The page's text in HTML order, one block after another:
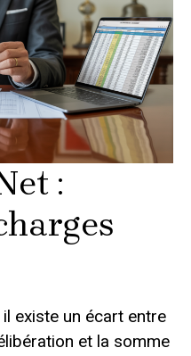
:
existe un écart entre
et la somme